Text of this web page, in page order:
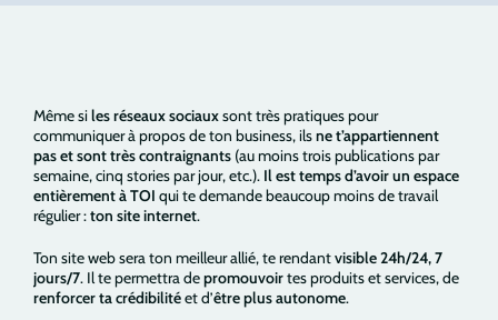
Même siles réseaux sociauxsont très pratiques pour
communiquer à propos de ton business, ilsne t’appartiennent
pas et sont très contraignants (au moins trois publications par
semaine, cinq stories par jour, etc.). Il est temps d’avoir un espace
entièrement à TOI qui te demande beaucoup moins de travail
régulier :ton site internet.
Ton site web sera ton meilleur allié, te rendantvisible 24h/24, 7
jours/7. Il te permettra depromouvoirtes produits et services, de
renforcer ta crédibilitéet d’être plus autonome.